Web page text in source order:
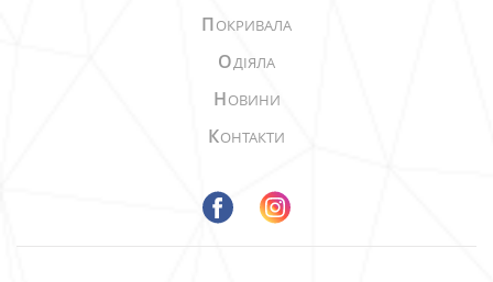
ПОКРИВАЛА
ОДІЯЛА
НОВИНИ
КОНТАКТИ